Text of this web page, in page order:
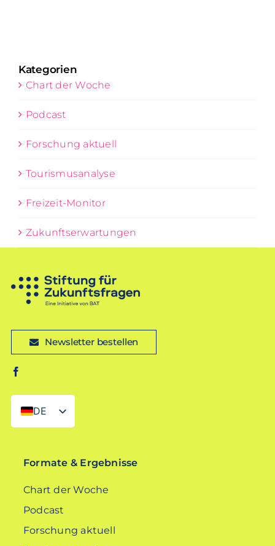
Kategorien
Chart der Woche
Podcast
Forschung aktuell
Tourismusanalyse
Freizeit-Monitor
Zukunftserwartungen
Newsletter bestellen
DE
EN
Formate & Ergebnisse
Chart der Woche
Podcast
Forschung aktuell